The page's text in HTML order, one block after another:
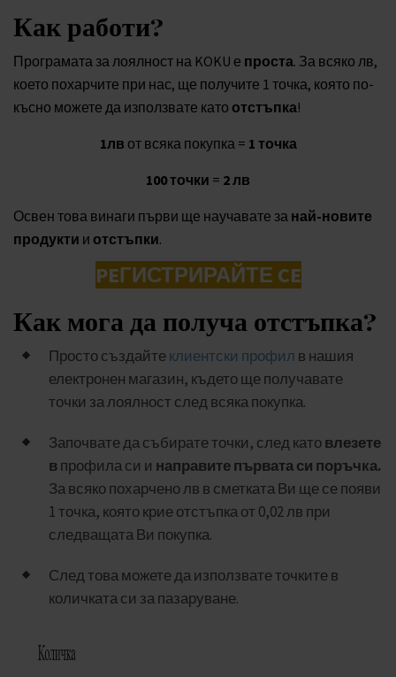
Как работи?
Програмата за лоялност на KOKU е проста. За всяко лв,
което похарчите при нас, ще получите 1 точка, която по-
късно можете да използвате като отстъпка!
1лв от всяка покупка = 1 точка
100 точки = 2 лв
Освен това винаги първи ще научавате за най-новите
продукти и отстъпки.
PEГИСТРИРАЙТЕ CE
Как мога да получа отстъпка?
Просто създайтеклиентски профил в нашия
електронен магазин, където ще получавате
точки за лоялност след всяка покупка.
Започвате да събирате точки, след катовлезете
впрофила си и направите първата си поръчка.
За всяко похарчено лв в сметката Ви ще се появи
1 точка, която крие отстъпка от 0,02 лв при
следващата Ви покупка.
След това можете да използвате точките в
количката си за пазаруване.